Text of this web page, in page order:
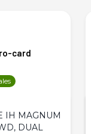
IH MAGNUM
DUAL